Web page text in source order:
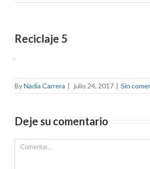
Reciclaje 5
ByNadia Carrera | julio 24, 2017 | Sin
Deje su comentario
Comment